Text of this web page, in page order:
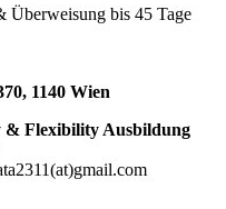
bis 45 Tage
1140 Wien
Flexibility Ausbildung